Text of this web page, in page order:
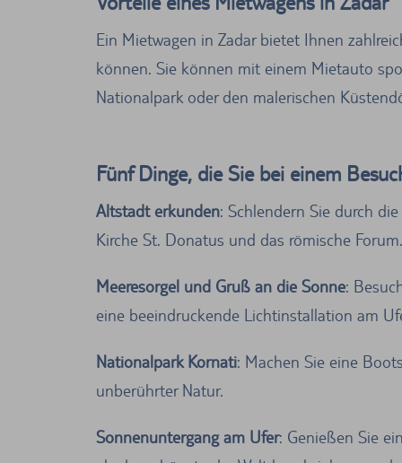
Ein Mietwagen in Zadar bietet Ihnen
können. Sie können mit einem Mietauto
Nationalpark oder den malerischen
Fünf Dinge, die Sie bei einem
Altstadt erkunden: Schlendern Sie durch
Kirche St. Donatus und das römische Forum.
Meeresorgel und Gruß an die Sonne:
eine beeindruckende Lichtinstallation am
Nationalpark Kornati: Machen Sie eine
unberührter Natur.
Sonnenuntergang am Ufer: Genießen Sie